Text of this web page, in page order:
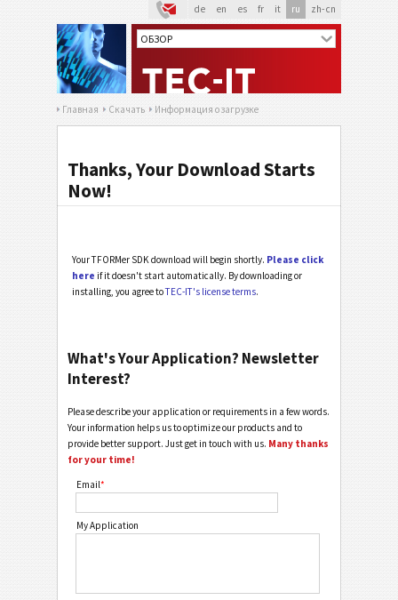
de en es fr it ru zh-cn
Главная Скачать Информация о загрузке
Thanks, Your Download Starts
Now!
Your TFORMer SDK download will begin shortly. Please click
here if it doesn't start automatically. By downloading or
installing, you agree toTEC-IT's license terms.
What's Your Application? Newsletter
Interest?
Please describe your application or requirements in a few words.
Your information helps us to optimize our products and to
provide better support. Just get in touch with us. Many thanks
for your time!
Email*
My Application